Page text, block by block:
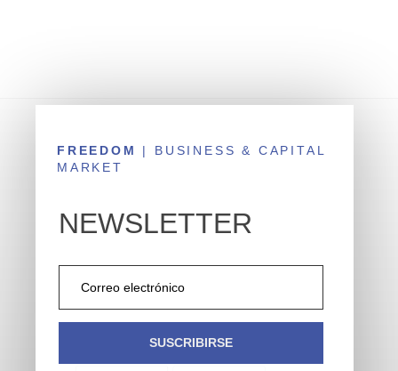
FREEDOM
| BUSINESS & CAPITAL
MARKET
NEWSLETTER
SUSCRIBIRSE